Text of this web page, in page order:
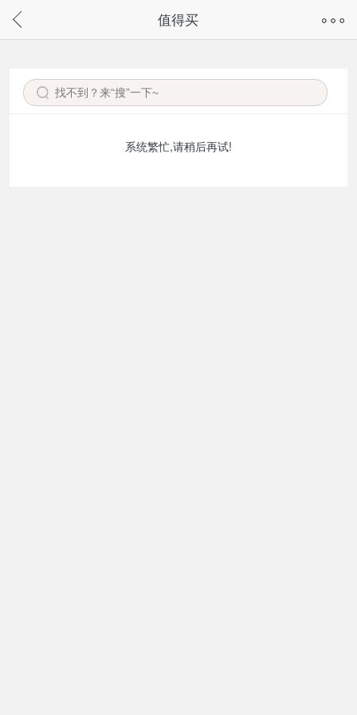
请通过微信或支付宝搜“奇兔客小程序”访问
值得买
系统繁忙,请稍后再试!